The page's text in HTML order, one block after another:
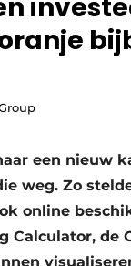
een nieuw
weg. Zo
online
de